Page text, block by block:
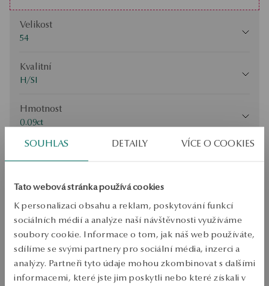
SOUHLAS DETAILY VÍCE O COOKIES
Tato webová stránka používá cookies
K personalizaci obsahu a reklam, poskytování funkcí
sociálních médií a analýze naší návštěvnosti využíváme
soubory cookie. Informace o tom, jak náš web používáte,
sdílíme se svými partnery pro sociální média, inzerci a
analýzy. Partneři tyto údaje mohou zkombinovat s dalšími
informacemi, které jste jim poskytli nebo které získali v
Velikost
54
Kvalitní
H/SI
Hmotnost
0.09ct
Zkontrolujte si velikost
Odeslání:1pracovní dny
Doprava zdarma od 1700 Kč
Bezplatné vrácení až do 100 dnů v YES Clubu
PODROBNOSTI